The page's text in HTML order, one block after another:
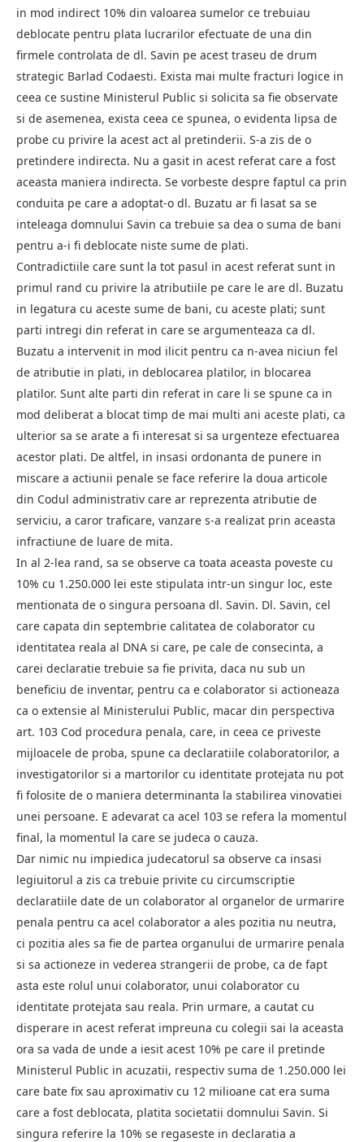
in mod indirect 10% din valoarea sumelor ce trebuiau
deblocate pentru plata lucrarilor efectuate de una din
firmele controlata de dl. Savin pe acest traseu de drum
strategic Barlad Codaesti. Exista mai multe fracturi logice in
ceea ce sustine Ministerul Public si solicita sa fie observate
si de asemenea, exista ceea ce spunea, o evidenta lipsa de
probe cu privire la acest act al pretinderii. S-a zis de o
pretindere indirecta. Nu a gasit in acest referat care a fost
aceasta maniera indirecta. Se vorbeste despre faptul ca prin
conduita pe care a adoptat-o dl. Buzatu ar fi lasat sa se
inteleaga domnului Savin ca trebuie sa dea o suma de bani
pentru a-i fi deblocate niste sume de plati.
Contradictiile care sunt la tot pasul in acest referat sunt in
primul rand cu privire la atributiile pe care le are dl. Buzatu
in legatura cu aceste sume de bani, cu aceste plati; sunt
parti intregi din referat in care se argumenteaza ca dl.
Buzatu a intervenit in mod ilicit pentru ca n-avea niciun fel
de atributie in plati, in deblocarea platilor, in blocarea
platilor. Sunt alte parti din referat in care li se spune ca in
mod deliberat a blocat timp de mai multi ani aceste plati, ca
ulterior sa se arate a fi interesat si sa urgenteze efectuarea
acestor plati. De altfel, in insasi ordonanta de punere in
miscare a actiunii penale se face referire la doua articole
din Codul administrativ care ar reprezenta atributie de
serviciu, a caror traficare, vanzare s-a realizat prin aceasta
infractiune de luare de mita.
In al 2-lea rand, sa se observe ca toata aceasta poveste cu
10% cu 1.250.000 lei este stipulata intr-un singur loc, este
mentionata de o singura persoana dl. Savin. Dl. Savin, cel
care capata din septembrie calitatea de colaborator cu
identitatea reala al DNA si care, pe cale de consecinta, a
carei declaratie trebuie sa fie privita, daca nu sub un
beneficiu de inventar, pentru ca e colaborator si actioneaza
ca o extensie al Ministerului Public, macar din perspectiva
art. 103 Cod procedura penala, care, in ceea ce priveste
mijloacele de proba, spune ca declaratiile colaboratorilor, a
investigatorilor si a martorilor cu identitate protejata nu pot
fi folosite de o maniera determinanta la stabilirea vinovatiei
unei persoane. E adevarat ca acel 103 se refera la momentul
final, la momentul la care se judeca o cauza.
Dar nimic nu impiedica judecatorul sa observe ca insasi
legiuitorul a zis ca trebuie privite cu circumscriptie
declaratiile date de un colaborator al organelor de urmarire
penala pentru ca acel colaborator a ales pozitia nu neutra,
ci pozitia ales sa fie de partea organului de urmarire penala
si sa actioneze in vederea strangerii de probe, ca de fapt
asta este rolul unui colaborator, unui colaborator cu
identitate protejata sau reala. Prin urmare, a cautat cu
disperare in acest referat impreuna cu colegii sai la aceasta
ora sa vada de unde a iesit acest 10% pe care il pretinde
Ministerul Public in acuzatii, respectiv suma de 1.250.000 lei
care bate fix sau aproximativ cu 12 milioane cat era suma
care a fost deblocata, platita societatii domnului Savin. Si
singura referire la 10% se regaseste in declaratia a